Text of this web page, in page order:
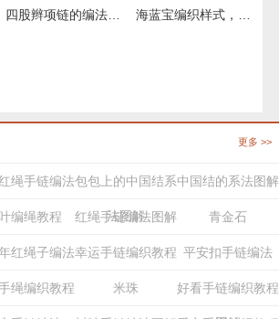
四股辫项链的编法，简单红绳项链教程图解 海蓝宝编织样式，简单好看的项链绳做法
更多 >>
绳手链编法包包上的中国结系
法图解
中国结的系法图解
编绳教程 红绳手链编法图解 青金石
红绳子编法幸运手链编织教程 平安扣手链编法
绳编织教程 米珠 好看手链编织教程